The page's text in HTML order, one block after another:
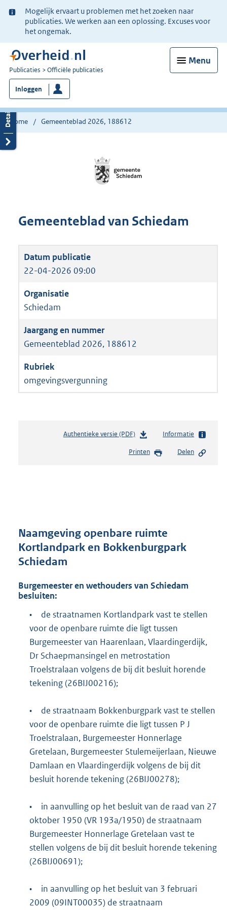
Ter
informatie:
Mogelijk ervaart u problemen met het zoeken naar
publicaties. We werken aan een oplossing. Excuses voor
het ongemak.
Menu
U
bent
nu
hier:
Publicaties Officiële publicaties
Inloggen
Home Gemeenteblad 2026, 188612
Gemeenteblad van Schiedam
22-04-2026 09:00
Schiedam
Gemeenteblad 2026, 188612
omgevingsvergunning
Authentieke versie (PDF)b
s
r
o
e
3
0
b
Informatie
Printen Delen
Naamgeving openbare ruimte
Kortlandpark en Bokkenburgpark
Schiedam
Burgemeester en wethouders van Schiedam
besluiten:
•
de straatnamen Kortlandpark vast te stellen
voor de openbare ruimte die ligt tussen
Burgemeester van Haarenlaan, Vlaardingerdijk,
Dr Schaepmansingel en metrostation
Troelstralaan volgens de bij dit besluit horende
tekening (26BIJ00216);
•
de straatnaam Bokkenburgpark vast te stellen
voor de openbare ruimte die ligt tussen P J
Troelstralaan, Burgemeester Honnerlage
Gretelaan, Burgemeester Stulemeijerlaan, Nieuwe
Damlaan en Vlaardingerdijk volgens de bij dit
besluit horende tekening (26BIJ00278);
•
in aanvulling op het besluit van de raad van 27
oktober 1950 (VR 193a/1950) de straatnaam
Burgemeester Honnerlage Gretelaan vast te
stellen volgens de bij dit besluit horende tekening
(26BIJ00691);
•
in aanvulling op het besluit van 3 februari
2009 (09INT00035) de straatnaam